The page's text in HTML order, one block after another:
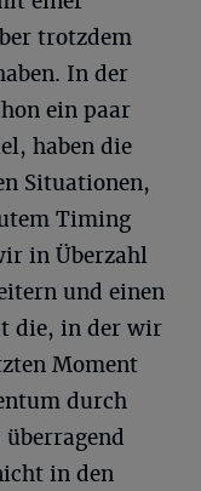
trotzdem
In der
ein paar
haben die
Situationen,
Timing
in Überzahl
und einen
die, in der wir
Moment
durch
in den